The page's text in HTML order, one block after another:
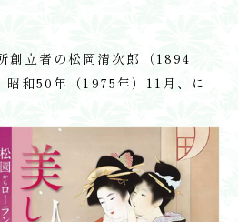
創立者の松岡清次郎（1894
和50年（1975年）11月、に